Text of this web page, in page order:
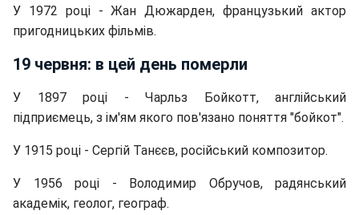
У 1972 році - Жан Дюжарден, французький актор
пригодницьких фільмів.
19 червня: в цей день померли
У 1897 році - Чарльз Бойкотт, англійський
підприємець, з ім'ям якого пов'язано поняття "бойкот".
У 1915 році - Сергій Танєєв, російський композитор.
У 1956 році - Володимир Обручов, радянський
академік, геолог, географ.